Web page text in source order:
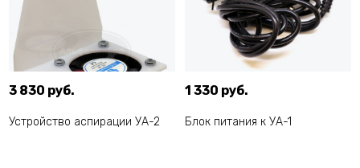
3 830 руб.
Устройство аспирации УА-2
1 330 руб.
Блок питания к УА-1